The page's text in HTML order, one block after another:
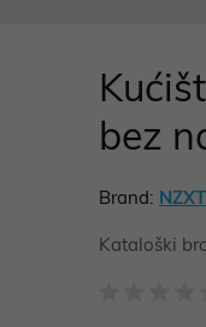
bez
Brand: NZXT
Kataloški